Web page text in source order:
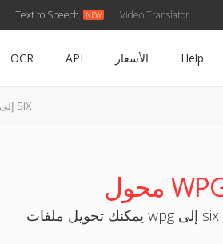
Text to Speech Video Translator
OCR API الأسعار Help
WPG إلى SIX